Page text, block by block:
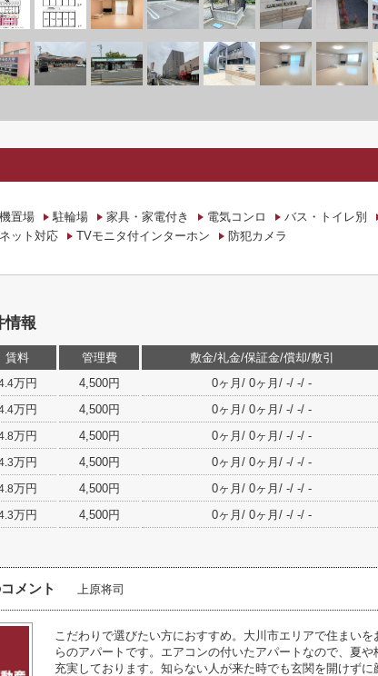
置場 駐輪場 家具・家電付き 電気コンロ バス・トイレ別
ット対応
TVモニタ付インターホン 防犯カメラ
情報
賃料 管理費 敷金/礼金/保証金/償却/敷引
万円 4,500円 0ヶ月/ 0ヶ月/ -/ -/ -
万円 4,500円 0ヶ月/ 0ヶ月/ -/ -/ -
万円 4,500円 0ヶ月/ 0ヶ月/ -/ -/ -
万円 4,500円 0ヶ月/ 0ヶ月/ -/ -/ -
万円 4,500円 0ヶ月/ 0ヶ月/ -/ -/ -
万円 4,500円 0ヶ月/ 0ヶ月/ -/ -/ -
メント 上原将司
こだわりで選びたい方におすすめ。大川市エリアで住まい
らのアパートです。エアコンの付いたアパートなので、夏
充実しております。知らない人が来た時でも玄関を開けず